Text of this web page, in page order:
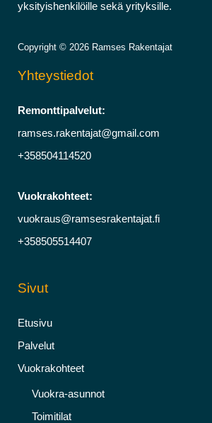
yksityishenkilöille sekä yrityksille.
Copyright © 2026 Ramses Rakentajat
Yhteystiedot
Remonttipalvelut:
ramses.rakentajat@gmail.com
+358504114520
Vuokrakohteet:
vuokraus@ramsesrakentajat.fi
+358505514407
Sivut
Etusivu
Palvelut
Vuokrakohteet
Vuokra-asunnot
Toimitilat